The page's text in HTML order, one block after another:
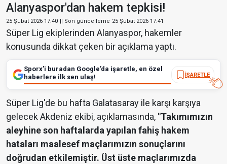
Alanyaspor'dan hakem tepkisi!
25 Şubat 2026 17:40 || Son güncelleme 25 Şubat 2026 17:41
Süper Lig ekiplerinden Alanyaspor, hakemler
konusunda dikkat çeken bir açıklama yaptı.
Sporx’i buradan Google’da işaretle, en özel
haberlere ilk sen ulaş!
İŞARETLE
Süper Lig'de bu hafta Galatasaray ile karşı karşıya
gelecek Akdeniz ekibi, açıklamasında, "Takımımızın
aleyhine son haftalarda yapılan fahiş hakem
hataları maalesef maçlarımızın sonuçlarını
doğrudan etkilemiştir. Üst üste maçlarımızda